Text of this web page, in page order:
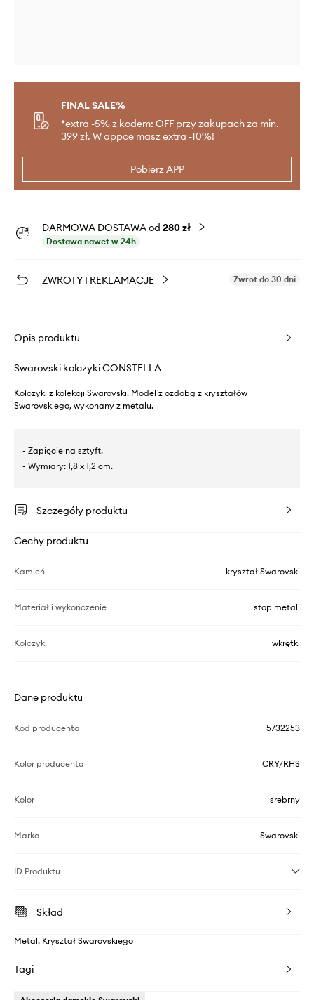
FINAL SALE%
*extra -5% z kodem: OFF przy zakupach za min.
399 zł. W appce masz extra -10%!
Pobierz APP
DARMOWA DOSTAWA od 280 zł
Dostawa nawet w 24h
ZWROTY I REKLAMACJE Zwrot do 30 dni
Opis produktu
Swarovski kolczyki CONSTELLA
Kolczyki z kolekcji Swarovski. Model z ozdobą z kryształów
Swarovskiego, wykonany z metalu.
- Zapięcie na sztyft.
- Wymiary: 1,8 x 1,2 cm.
Szczegóły produktu
Cechy produktu
Kamień kryształ Swarovski
Materiał i wykończenie stop metali
Kolczyki wkrętki
Dane produktu
Kod producenta 5732253
Kolor producenta CRY/RHS
Kolor srebrny
Marka Swarovski
ID Produktu
Skład
Metal, Kryształ Swarovskiego
Tagi